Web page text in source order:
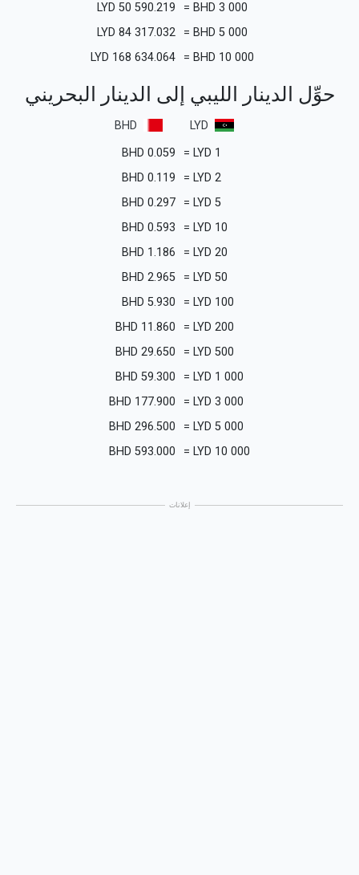
3 000
BHD
=
50 590.219
LYD
5 000
BHD
=
84 317.032
LYD
10 000
BHD
=
168 634.064
LYD
حوِّل الدينار الليبي إلى الدينار البحريني
LYD
BHD
1
LYD
=
0.059
BHD
2
LYD
=
0.119
BHD
5
LYD
=
0.297
BHD
10
LYD
=
0.593
BHD
20
LYD
=
1.186
BHD
50
LYD
=
2.965
BHD
100
LYD
=
5.930
BHD
200
LYD
=
11.860
BHD
500
LYD
=
29.650
BHD
1 000
LYD
=
59.300
BHD
3 000
LYD
=
177.900
BHD
5 000
LYD
=
296.500
BHD
10 000
LYD
=
593.000
BHD
إعلانات